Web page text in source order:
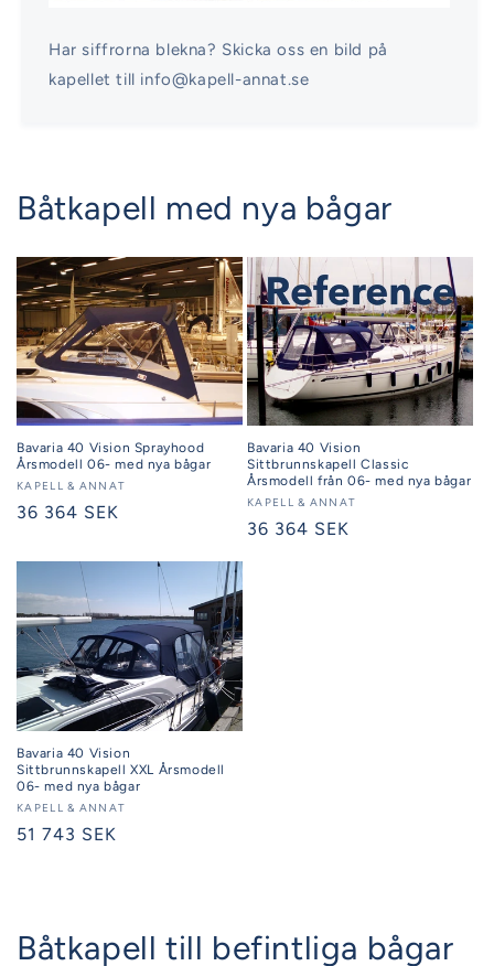
Har siffrorna blekna? Skicka oss en bild på
kapellet till info@kapell-annat.se
Båtkapell med nya bågar
Bavaria 40 Vision Sprayhood
Årsmodell 06- med nya bågar
Säljare:
KAPELL & ANNAT
Ordinarie
36 364 SEK
Bavaria 40 Vision
Sittbrunnskapell Classic
Årsmodell från 06- med nya bågar
Säljare:
KAPELL & ANNAT
Ordinarie
36 364 SEK
Bavaria 40 Vision
Sittbrunnskapell XXL Årsmodell
06- med nya bågar
Säljare:
KAPELL & ANNAT
Ordinarie
51 743 SEK
Båtkapell till befintliga bågar